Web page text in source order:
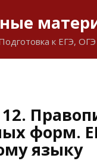
к ЕГЭ, ОГЭ
форм.
языку